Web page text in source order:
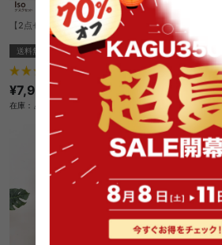
【2点セット】Iso デスク+チェアセット
送料無料
5
¥7,999
在庫：△
納ボックス
送料無料
在庫：〇